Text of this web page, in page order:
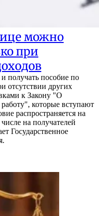
можно
при
и получать пособие по
отсутствии других
к Закону "О
которые вступают
распространяется на
на получателей
Государственное